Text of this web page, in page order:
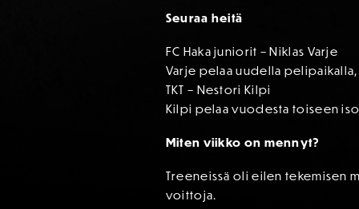
Seuraa heitä
FC Haka juniorit – Niklas Varje
Varje pelaa uudella
TKT – Nestori Kilpi
Kilpi pelaa vuodesta toiseen
Miten viikko on mennyt?
Treeneissä oli eilen tekemisen
voittoja.